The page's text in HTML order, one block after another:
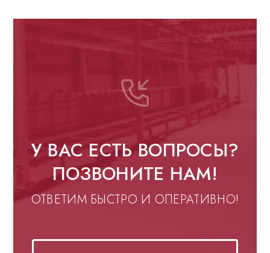
У ВАС ЕСТЬ ВОПРОСЫ?
ПОЗВОНИТЕ НАМ!
ОТВЕТИМ БЫСТРО И ОПЕРАТИВНО!